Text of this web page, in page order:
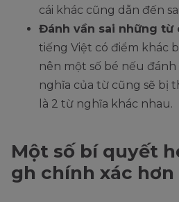
cái khác cũng dẫn đến
Đánh vần sai những từ
tiếng Việt có điểm khác
nên một số bé nếu
nghĩa của từ cũng sẽ bị
là 2 từ nghĩa khác nhau.
Một số bí quyết
gh chính xác hơn